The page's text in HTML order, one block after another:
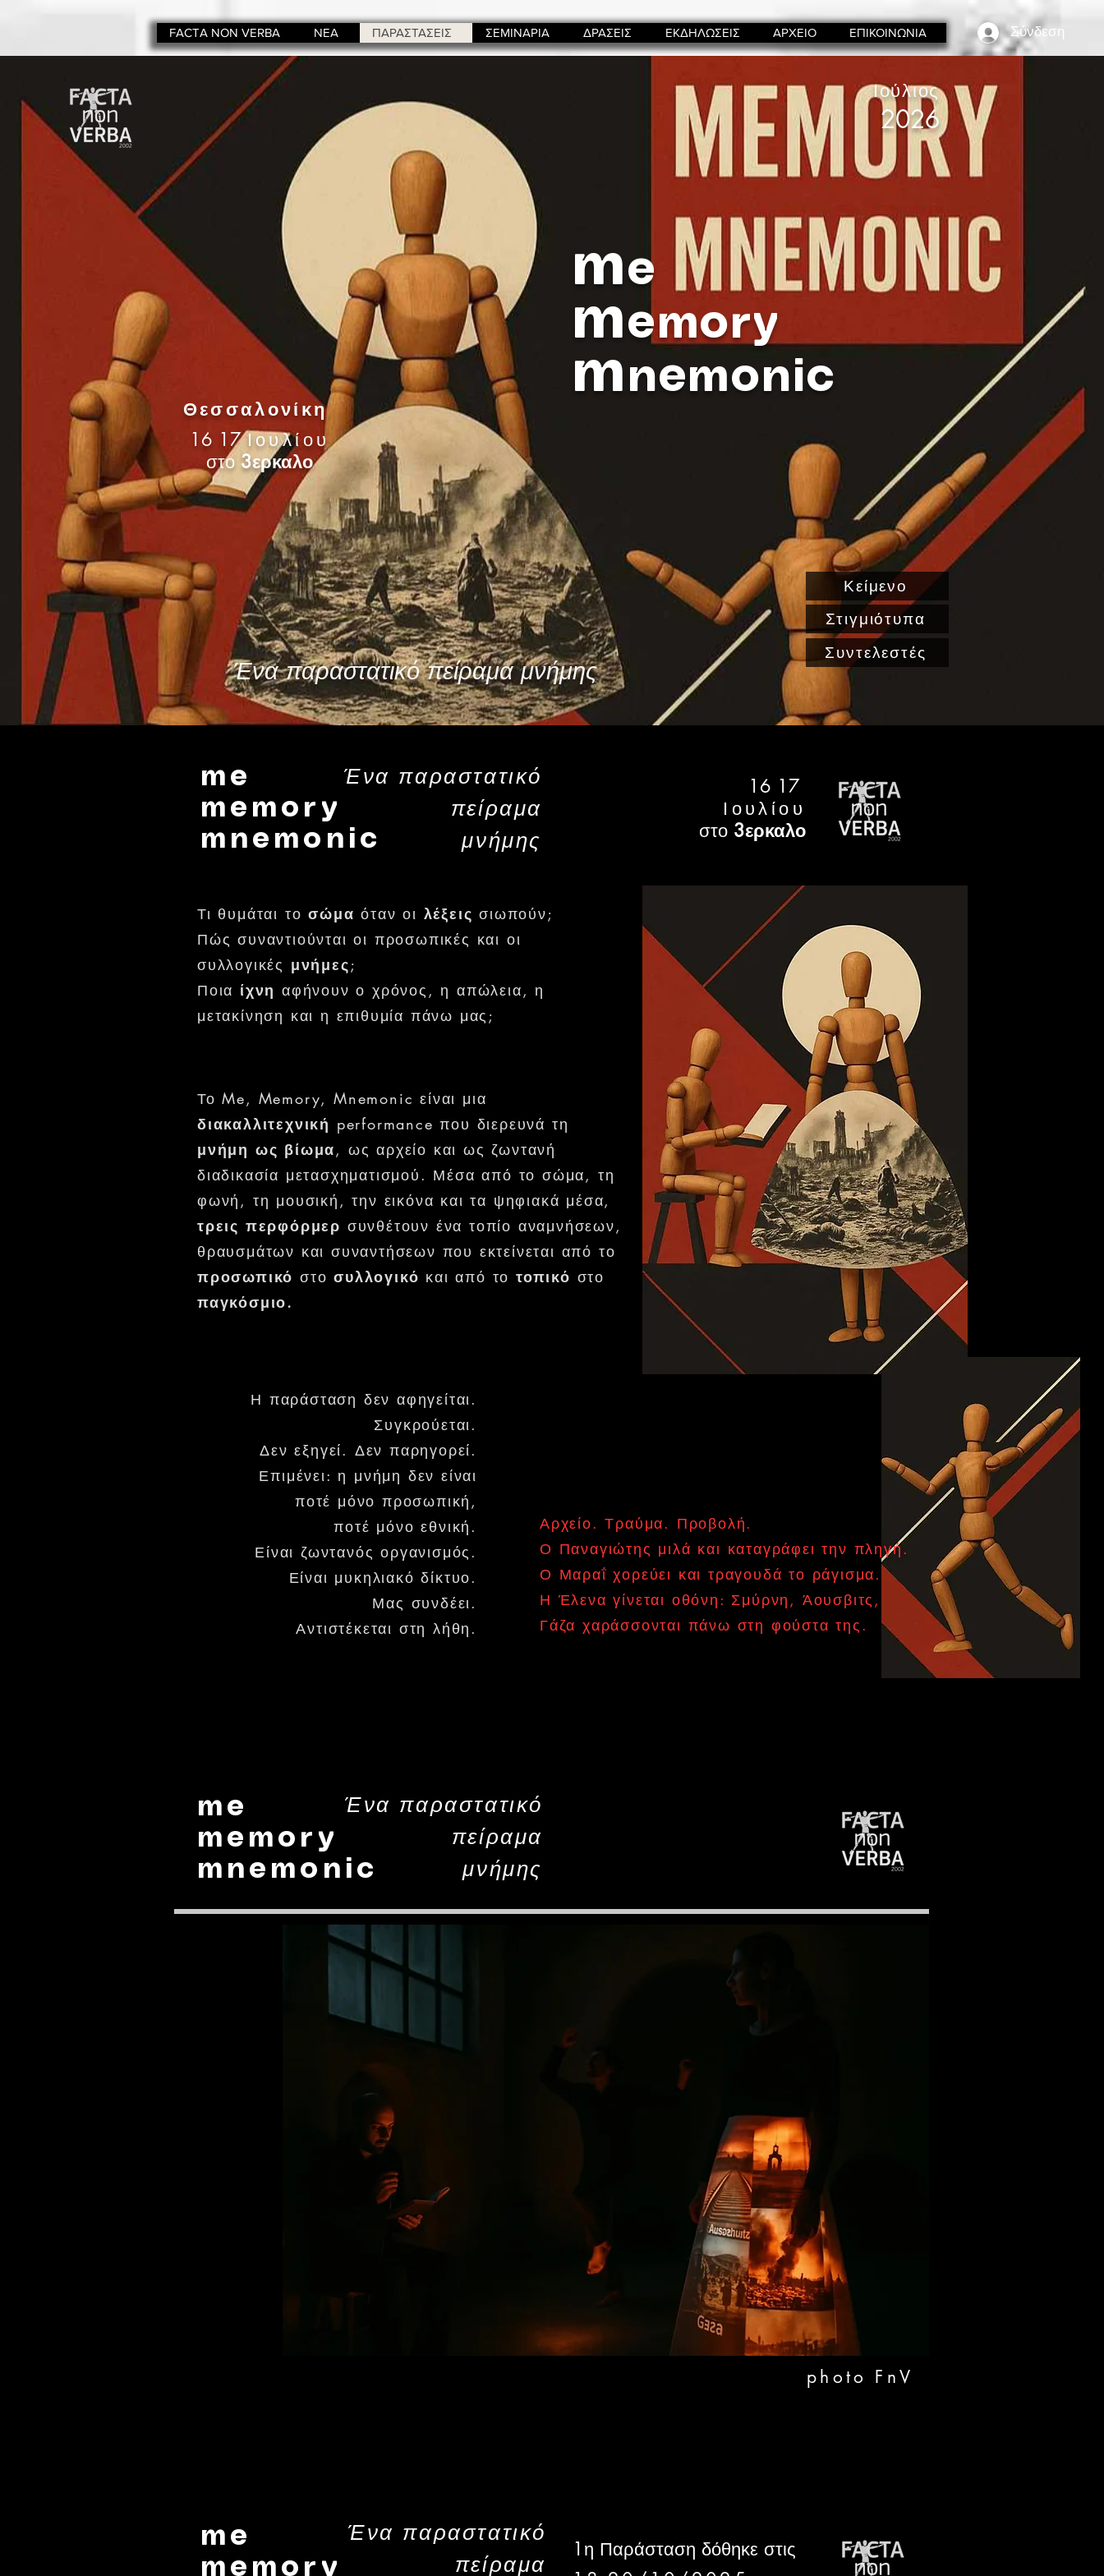
FACTA NON VERBA ΝΕΑ ΠΑΡΑΣΤΑΣΕΙΣ ΣΕΜΙΝΑΡΙΑ ΔΡΑΣΕΙΣ ΕΚΔΗΛΩΣΕΙΣ ΑΡΧΕΙΟ ΕΠΙΚΟΙΝΩΝΙΑ Σύνδεση
Θεσσαλονίκη
16 17Ιουλίου
στο 3ερκαλο
Ιούλιος
2026
me
memory
mnemonic
Κείμενο
Στιγμιότυπα
Ένα παραστατικό πείραμα μνήμης
Συντελεστές
me
memory
mnemonic
Ένα παραστατικό
πείραμα
μνήμης
16 17
Ιουλίου
στο 3ερκαλο
Τι θυμάται το σώμα όταν οι λέξειςσιωπούν;
Πώς συναντιούνται οι προσωπικές και οι
συλλογικές μνήμες;
Ποια ίχνη αφήνουν ο χρόνος, η απώλεια, η
μετακίνηση και η επιθυμία πάνω μας;
Το Me, Memory, Mnemonic είναι μια
διακαλλιτεχνική performance που διερευνά τη
μνήμη ως βίωμα, ως αρχείο και ως ζωντανή
διαδικασία μετασχηματισμού. Μέσα από το σώμα, τη
φωνή, τη μουσική, την εικόνα και τα ψηφιακά μέσα,
τρεις περφόρμερ συνθέτουν ένα τοπίο αναμνήσεων,
θραυσμάτων και συναντήσεων που εκτείνεται από το
προσωπικό στοσυλλογικό και από τοτοπικό στο
παγκόσμιο.
Αρχείο. Τραύμα. Προβολή.
Ο Παναγιώτης μιλά και καταγράφει την πληγή.
Ο Μαραΐ χορεύει και τραγουδά το ράγισμα.
Η Έλενα γίνεται οθόνη: Σμύρνη, Άουσβιτς,
Γάζα χαράσσονται πάνω στη φούστα της.
Η παράσταση δεν αφηγείται.
Συγκρούεται.
Δεν εξηγεί. Δεν παρηγορεί.
Επιμένει: η μνήμη δεν είναι
ποτέ μόνο προσωπική,
ποτέ μόνο εθνική.
Είναι ζωντανός οργανισμός.
Είναι μυκηλιακό δίκτυο.
Μας συνδέει.
Αντιστέκεται στη λήθη.
me
memory
mnemonic
Ένα παραστατικό
πείραμα
μνήμης
photo FnV
me
memory
Ένα παραστατικό
πείραμα
1η Παράσταση δόθηκε στις